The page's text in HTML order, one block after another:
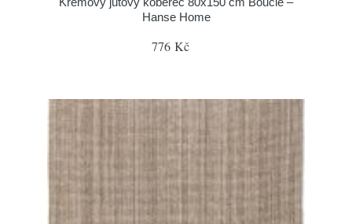
Hanse Home
776 Kč